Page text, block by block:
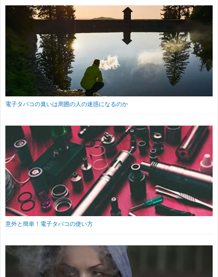
電子タバコの臭いは周囲の人の迷惑になるのか
意外と簡単！電子タバコの使い方